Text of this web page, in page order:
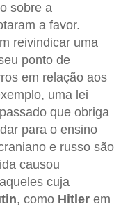
sobre a
a favor.
reivindicar uma
ponto de
em relação aos
uma lei
que obriga
para o ensino
e russo são
causou
cuja
, como Hitler em